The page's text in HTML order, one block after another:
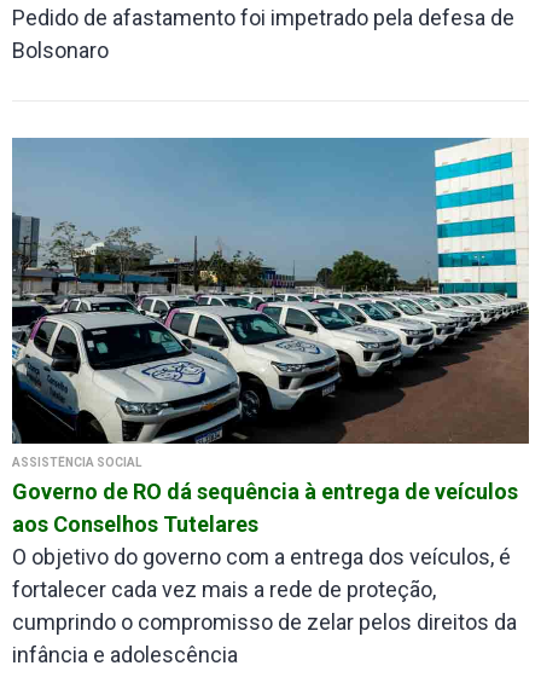
Pedido de afastamento foi impetrado pela defesa de
Bolsonaro
ASSISTÊNCIA SOCIAL
Governo de RO dá sequência à entrega de veículos
aos Conselhos Tutelares
O objetivo do governo com a entrega dos veículos, é
fortalecer cada vez mais a rede de proteção,
cumprindo o compromisso de zelar pelos direitos da
infância e adolescência